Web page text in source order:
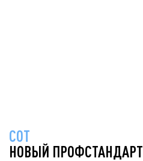
СОТ
НОВЫЙ ПРОФСТАНДАРТ